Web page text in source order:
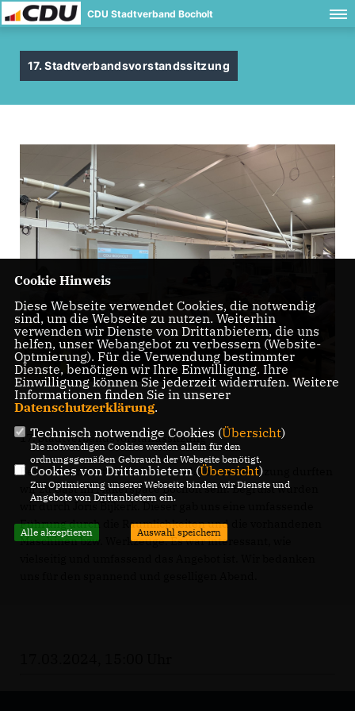
CDU Stadtverband Bocholt
17. Stadtverbandsvorstandssitzung
17. Stadtverbandsvorstandssitzung
Bei unserer letzten Stadtverbandsvorstandssitzung durften
wir zu Gast im Makerspace Bocholt sein. Begrüßt wurden
wir durch Joris Bijkerk. Dieser gab uns eine umfassende
Führung durch die Räumlichkeiten und die vorhandenen
Maschinen bzw. Werkzeuge. Es war interessant, wie
Cookie Hinweis
Diese Webseite verwendet Cookies, die notwendig
sind, um die Webseite zu nutzen. Weiterhin
verwenden wir Dienste von Drittanbietern, die uns
helfen, unser Webangebot zu verbessern (Website-
Optmierung). Für die Verwendung bestimmter
Dienste, benötigen wir Ihre Einwilligung. Ihre
Einwilligung können Sie jederzeit widerrufen. Weitere
Informationen finden Sie in unserer
Datenschutzerklärung.
Technisch notwendige Cookies (Übersicht)
Die notwendigen Cookies werden allein für den
ordnungsgemäßen Gebrauch der Webseite benötigt.
Cookies von Drittanbietern (Übersicht)
Zur Optimierung unserer Webseite binden wir Dienste und
Angebote von Drittanbietern ein.
Alle akzeptieren Auswahl speichern